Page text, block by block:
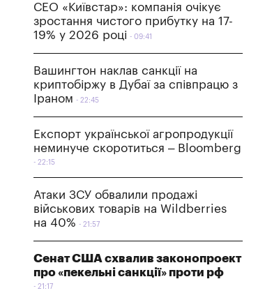
СЕО «Київстар»: компанія очікує
зростання чистого прибутку на 17-
19% у 2026 році
09:41
Вашингтон наклав санкції на
криптобіржу в Дубаї за співпрацю з
Іраном
22:45
Експорт української агропродукції
неминуче скоротиться – Bloomberg
22:15
Атаки ЗСУ обвалили продажі
військових товарів на Wildberries
на 40%
21:57
Сенат США схвалив законопроект
про «пекельні санкції» проти рф
21:17